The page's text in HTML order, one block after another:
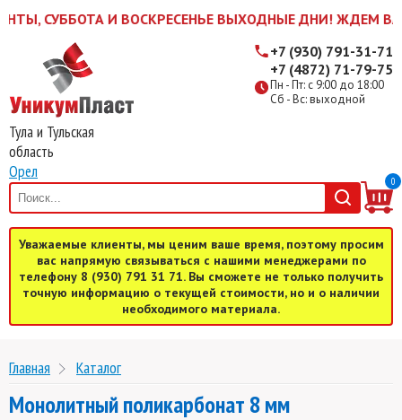
И ВОСКРЕСЕНЬЕ ВЫХОДНЫЕ ДНИ! ЖДЕМ ВАС В БУДНИ
Тула и Тульская
область
Орел
Пн - Пт: с 9:00 до 18:00
Сб - Вс: выходной
+7 (930) 791-31-71
+7 (4872) 71-79-75
0
Уважаемые клиенты, мы ценим ваше время, поэтому просим
вас напрямую связываться с нашими менеджерами по
телефону 8 (930) 791 31 71. Вы сможете не только получить
точную информацию о текущей стоимости, но и о наличии
необходимого материала.
Главная Каталог
Монолитный поликарбонат 8 мм